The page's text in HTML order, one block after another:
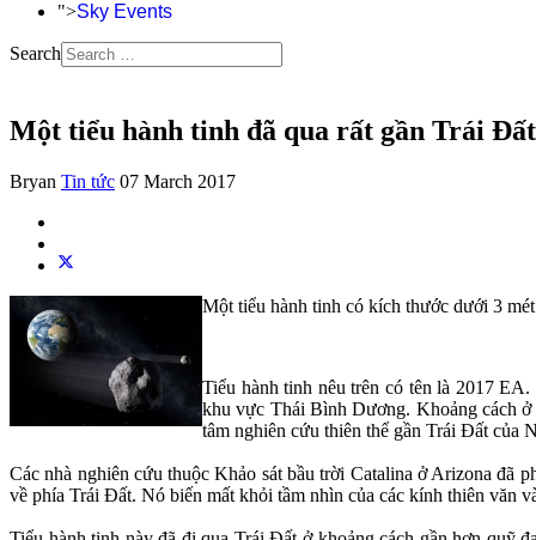
">Sky Events
Search
Một tiểu hành tinh đã qua rất gần Trái Đất
Bryan Tin tức 07 March 2017
Một tiểu hành tinh có kích thước dưới 3
Tiểu hành tinh nêu trên có tên là 2017
khu vực Thái Bình Dương. Khoảng cách
tâm nghiên cứu thiên thể gần Trái Đất của
Các nhà nghiên cứu thuộc Khảo sát bầu trời Catalina ở Arizona đã
về phía Trái Đất. Nó biến mất khỏi tầm nhìn của các kính thiên văn